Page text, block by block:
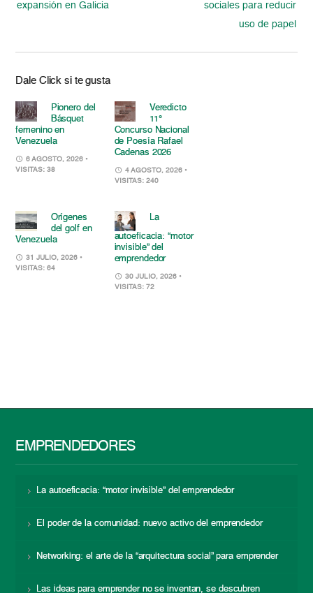
expansión en Galicia
sociales para reducir
uso de papel
Dale Click si te gusta
Pionero del
Básquet
femenino en
Venezuela
6 AGOSTO, 2026 •
VISITAS: 38
Veredicto
11°
Concurso Nacional
de Poesía Rafael
Cadenas 2026
4 AGOSTO, 2026 •
VISITAS: 240
Orígenes
del golf en
Venezuela
31 JULIO, 2026 •
VISITAS: 64
La
autoeficacia: “motor
invisible” del
emprendedor
30 JULIO, 2026 •
VISITAS: 72
EMPRENDEDORES
La autoeficacia: “motor invisible” del emprendedor
El poder de la comunidad: nuevo activo del emprendedor
Networking: el arte de la “arquitectura social” para emprender
Las ideas para emprender no se inventan, se descubren